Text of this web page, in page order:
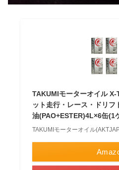
TAKUMIモーターオイル
ット走行・レース・ドリフ
油(PAO+ESTER)4L×6缶(1
TAKUMIモーターオイル